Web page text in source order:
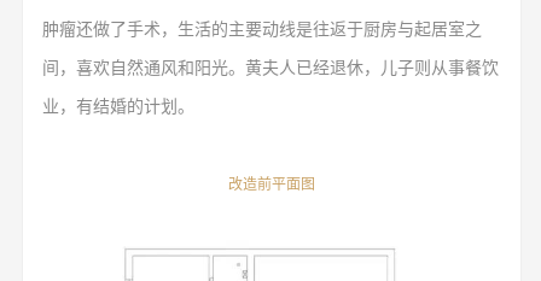
肿瘤还做了手术，生活的主要动线是往返于厨房与起居室之
间，喜欢自然通风和阳光。黄夫人已经退休，儿子则从事餐饮
业，有结婚的计划。
改造前平面图